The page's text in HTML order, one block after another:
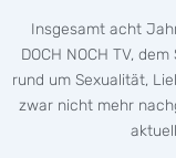
Insgesamt acht
DOCH NOCH TV,
rund um Sexualität,
zwar nicht mehr